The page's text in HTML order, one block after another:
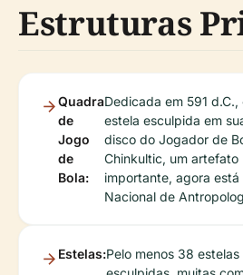
Estruturas
Quadra
de
Jogo
de
Bola:
Dedicada em 591 d.C.,
estela esculpida em
disco do Jogador de
Chinkultic, um artefato
importante, agora está
Nacional de
Estelas:Pelo menos 38 estelas